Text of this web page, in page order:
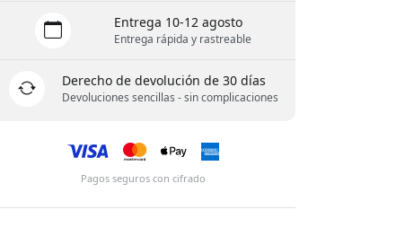
Entrega 10-12 agosto
Entrega rápida y rastreable
Derecho de devolución de 30 días
Devoluciones sencillas - sin complicaciones
Pagos seguros con cifrado